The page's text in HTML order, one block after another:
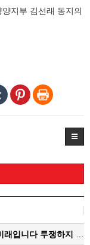
지부 김선래 동지의
않으면 쟁취하지 못합니다